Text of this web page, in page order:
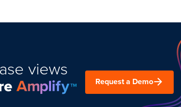
views
Request a Demo